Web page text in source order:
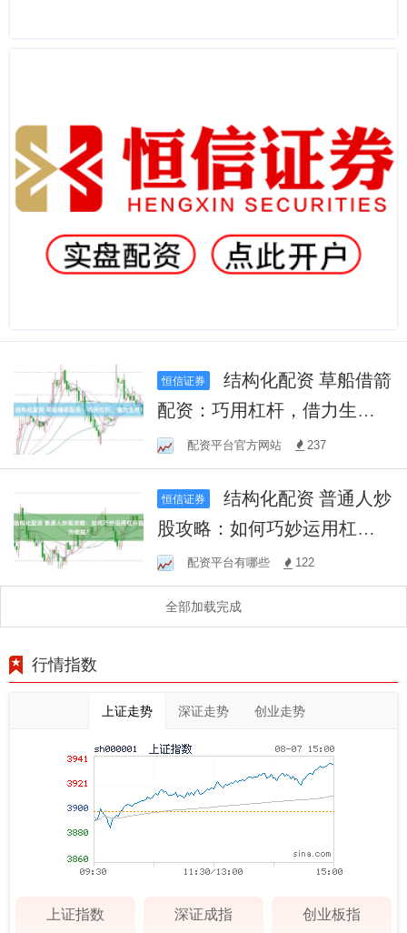
恒信证券
结构化配资 草船借箭
配资：巧用杠杆，借力生
财！配资平台官方网站 237
恒信证券
结构化配资 普通人炒
股攻略：如何巧妙运用杠杆
提升收益？
配资平台有哪些 122
全部加载完成
行情指数
上证走势 深证走势 创业走势
上证指数 深证成指 创业板指